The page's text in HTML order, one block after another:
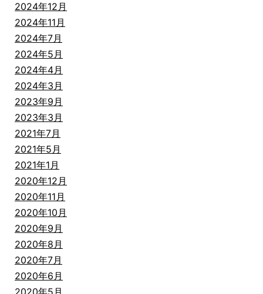
2024年12月
2024年11月
2024年7月
2024年5月
2024年4月
2024年3月
2023年9月
2023年3月
2021年7月
2021年5月
2021年1月
2020年12月
2020年11月
2020年10月
2020年9月
2020年8月
2020年7月
2020年6月